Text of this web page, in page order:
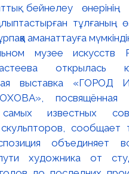
бейнелеу өнерінің
тұлғаның
аманаттауға